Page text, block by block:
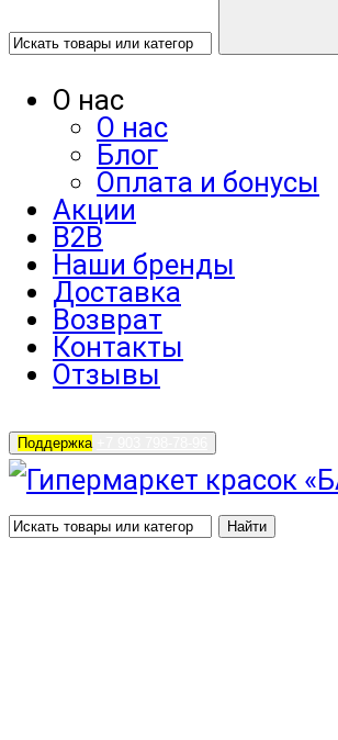
О нас
О нас
Блог
Оплата и бонусы
Акции
B2B
Наши бренды
Доставка
Возврат
Контакты
Отзывы
Поддержка
Найти